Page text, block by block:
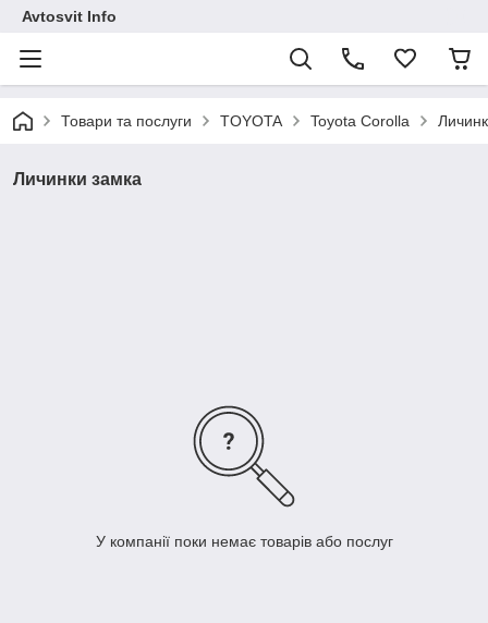
Avtosvit Info
Товари та послуги TOYOTA Toyota Corolla
Личинки замка
У компанії поки немає товарів або послуг